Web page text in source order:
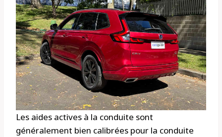
Les aides actives à la conduite sont
généralement bien calibrées pour la conduite